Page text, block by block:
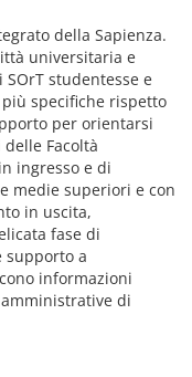
della Sapienza.
universitaria e
studentesse e
specifiche rispetto
per orientarsi
Facoltà
ingresso e di
medie superiori e con
in uscita,
fase di
supporto a
informazioni
di